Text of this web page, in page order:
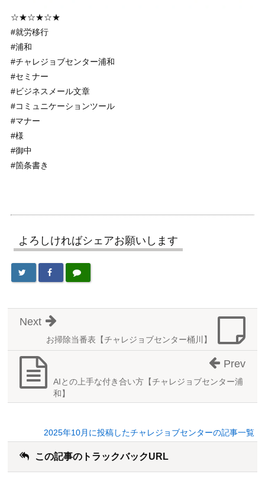
☆★☆★☆★
#就労移行
#浦和
#チャレジョブセンター浦和
#セミナー
#ビジネスメール文章
#コミュニケーションツール
#マナー
#様
#御中
#箇条書き
よろしければシェアお願いします
お掃除当番表【チャレジョブセンター桶川】
Next
AIとの上手な付き合い方【チャレジョブセンター浦
和】
Prev
2025年10月に投稿したチャレジョブセンターの記事一覧
この記事のトラックバックURL